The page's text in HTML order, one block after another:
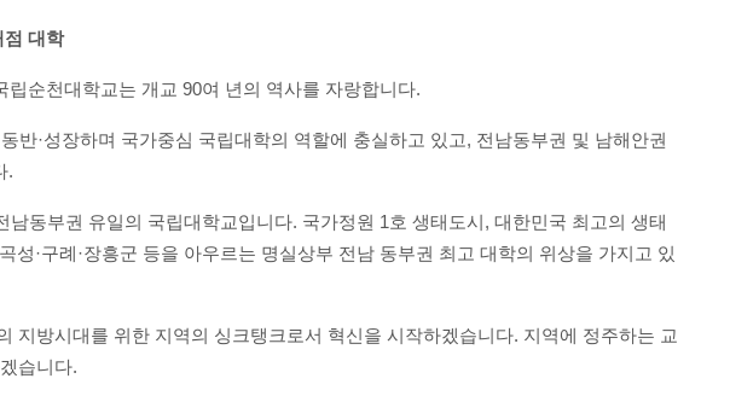
점 대학
립순천대학교는 개교 90여 년의 역사를 자랑합니다.
반·성장하며 국가중심 국립대학의 역할에 충실하고 있고, 전남동부권 및 남해안권
.
남동부권 유일의 국립대학교입니다. 국가정원 1호 생태도시 , 대한민국 최고의 생태
곡성·구례 ·장흥군 등을 아우르는 명실상부 전남 동부권 최고 대학의 위상을 가지고 있
지방시대를 위한 지역의 싱크탱크로서 혁신을 시작하겠습니다. 지역에 정주하는 교
습니다.